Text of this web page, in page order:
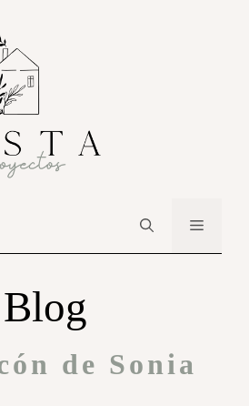
Blog
de Sonia